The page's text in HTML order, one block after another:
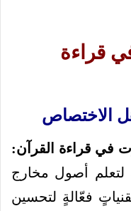
قراءة
في قراءة القرآن:
أصول مخارج
فعّالةٍ لتحسين